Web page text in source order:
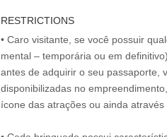
RESTRICTIONS
• Caro visitante, se você possuir
mental – temporária ou em
antes de adquirir o seu passaporte,
disponibilizadas no
ícone das atrações ou ainda